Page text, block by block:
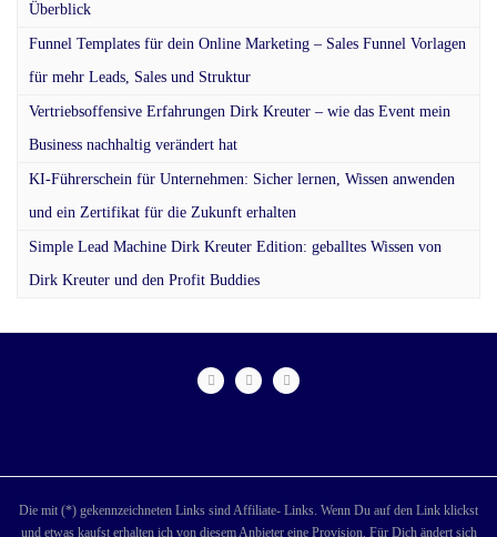
Überblick
Funnel Templates für dein Online Marketing – Sales Funnel Vorlagen
für mehr Leads, Sales und Struktur
Vertriebsoffensive Erfahrungen Dirk Kreuter – wie das Event mein
Business nachhaltig verändert hat
KI-Führerschein für Unternehmen: Sicher lernen, Wissen anwenden
und ein Zertifikat für die Zukunft erhalten
Simple Lead Machine Dirk Kreuter Edition: geballtes Wissen von
Dirk Kreuter und den Profit Buddies
Die mit (*) gekennzeichneten Links sind Affiliate- Links. Wenn Du auf den Link klickst
und etwas kaufst erhalten ich von diesem Anbieter eine Provision. Für Dich ändert sich